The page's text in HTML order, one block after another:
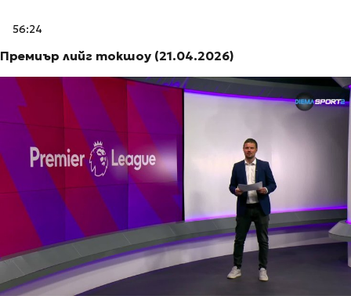
56:24
Премиър лийг токшоу (21.04.2026)